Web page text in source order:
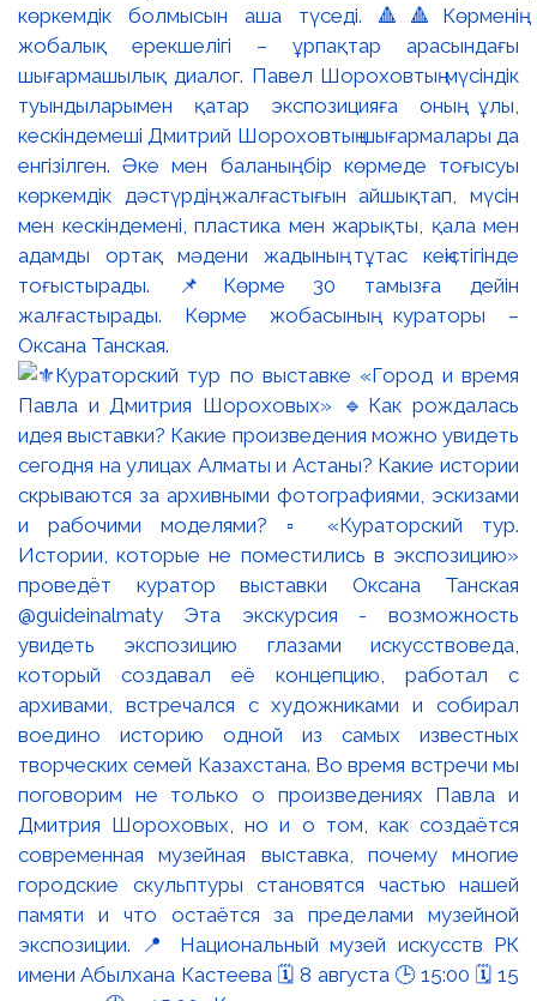
көркемдік болмысын аша түседі. 🔺🔺Көрменің
жобалық ерекшелігі – ұрпақтар арасындағы
шығармашылық диалог. Павел Шороховтың мүсіндік
туындыларымен қатар экспозицияға оның ұлы,
кескіндемеші Дмитрий Шороховтың шығармалары да
енгізілген. Әке мен баланың бір көрмеде тоғысуы
көркемдік дәстүрдің жалғастығын айшықтап, мүсін
мен кескіндемені, пластика мен жарықты, қала мен
адамды ортақ мәдени жадының тұтас кеңістігінде
тоғыстырады. 📌Көрме 30 тамызға дейін
жалғастырады. Көрме жобасының кураторы –
Оксана Танская.